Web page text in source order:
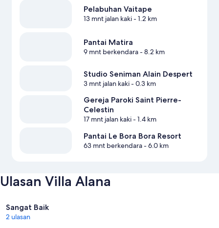
Pelabuhan Vaitape
13 mnt jalan kaki- 1.2 km
Pantai Matira
9 mnt berkendara- 8.2 km
Studio Seniman Alain Despert
3 mnt jalan kaki- 0.3 km
Gereja Paroki Saint Pierre-
Celestin
17 mnt jalan kaki- 1.4 km
Pantai Le Bora Bora Resort
63 mnt berkendara- 6.0 km
Ulasan Villa Alana
Ulasan
Sangat Baik
2 ulasan